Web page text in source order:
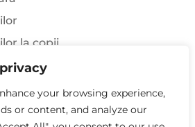
your browsing experience,
or content, and analyze our
la copii
la pacienții cu